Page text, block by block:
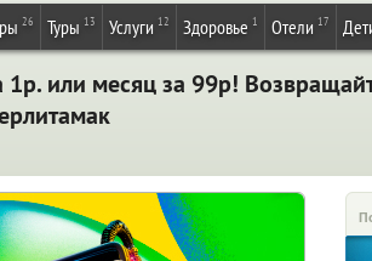
26 Туры 13 Услуги 12 Здоровье 1 Отели 17
1р. или месяц за 99р!